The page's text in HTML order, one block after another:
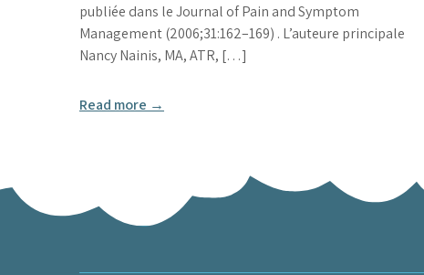
publiée dans le Journal of Pain and Symptom
Management (2006;31:162–169) . L’auteure principale
Nancy Nainis, MA, ATR, […]
Read more →